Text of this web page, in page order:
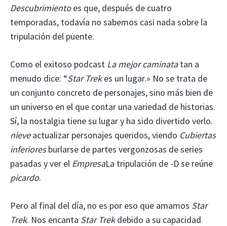
Descubrimientoes que, después de cuatro
temporadas, todavía no sabemos casi nada sobre la
tripulación del puente.
Como el exitoso podcast La mejor caminatatan a
menudo dice: “Star Trekes un lugar.» No se trata de
un conjunto concreto de personajes, sino más bien de
un universo en el que contar una variedad de historias.
Sí, la nostalgia tiene su lugar y ha sido divertido verlo.
nieveactualizar personajes queridos, viendo Cubiertas
inferioresburlarse de partes vergonzosas de series
pasadas y ver el EmpresaLa tripulación de -D se reúne
picardo.
Pero al final del día, no es por eso que amamos Star
Trek. Nos encanta Star Trekdebido a su capacidad